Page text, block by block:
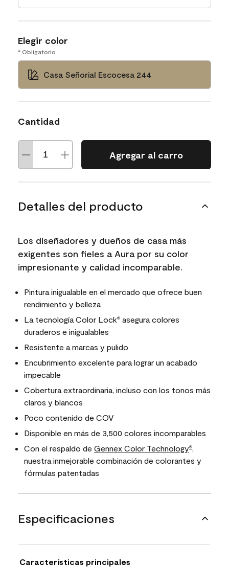
Elegir color
* Obligatorio
Casa Señorial Escocesa 244
Cantidad
Agregar al carro
Detalles del producto
Los diseñadores y dueños de casa más
exigentes son fieles a Aura por su color
impresionante y calidad incomparable.
Pintura inigualable en el mercado que ofrece buen
rendimiento y belleza
La tecnología Color Lock® asegura colores
duraderos e inigualables
Resistente a marcas y pulido
Encubrimiento excelente para lograr un acabado
impecable
Cobertura extraordinaria, incluso con los tonos más
claros y blancos
Poco contenido de COV
Disponible en más de 3,500 colores incomparables
Con el respaldo de Gennex Color Technology®,
nuestra inmejorable combinación de colorantes y
fórmulas patentadas
Especificaciones
Características principales